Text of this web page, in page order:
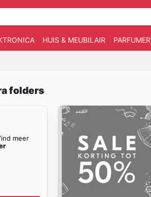
HUIS & MEUBILAIR
folders
meer